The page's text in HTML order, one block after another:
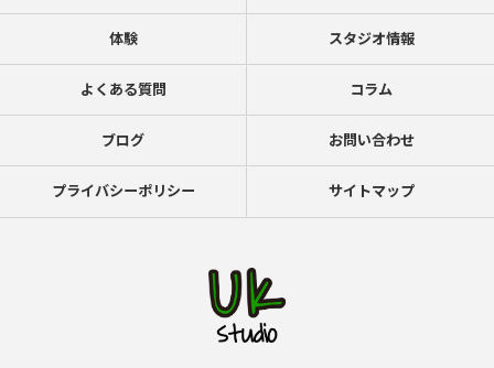
体験 スタジオ情報
よくある質問 コラム
ブログ お問い合わせ
プライバシーポリシー サイトマップ